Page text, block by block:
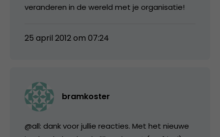
veranderen in de wereld met je organisatie!
25 april 2012 om 07:24
bramkoster
@all: dank voor jullie reacties. Met het nieuwe